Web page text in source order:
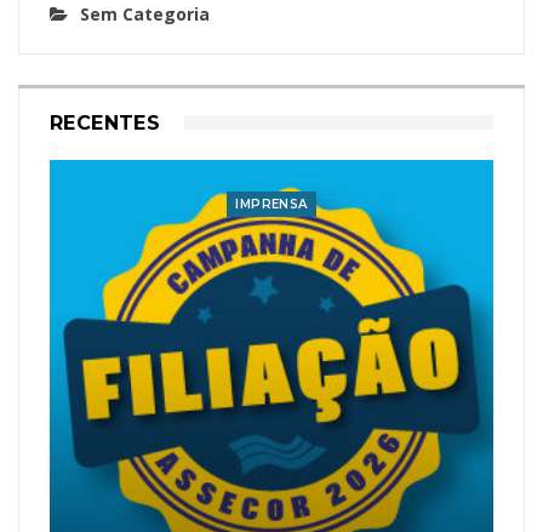
Sem Categoria
RECENTES
IMPRENSA